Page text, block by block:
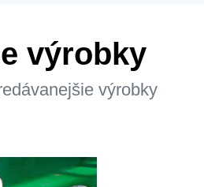
výrobky
výrobky